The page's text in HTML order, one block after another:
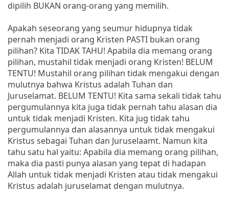
dipilih BUKAN orang-orang yang memilih.
Apakah seseorang yang seumur hidupnya tidak
pernah menjadi orang Kristen PASTI bukan orang
pilihan? Kita TIDAK TAHU! Apabila dia memang orang
pilihan, mustahil tidak menjadi orang Kristen! BELUM
TENTU! Mustahil orang pilihan tidak mengakui dengan
mulutnya bahwa Kristus adalah Tuhan dan
Juruselamat. BELUM TENTU! Kita sama sekali tidak tahu
pergumulannya kita juga tidak pernah tahu alasan dia
untuk tidak menjadi Kristen. Kita jug tidak tahu
pergumulannya dan alasannya untuk tidak mengakui
Kristus sebagai Tuhan dan Juruselaamt. Namun kita
tahu satu hal yaitu: Apabila dia memang orang pilihan,
maka dia pasti punya alasan yang tepat di hadapan
Allah untuk tidak menjadi Kristen atau tidak mengakui
Kristus adalah juruselamat dengan mulutnya.